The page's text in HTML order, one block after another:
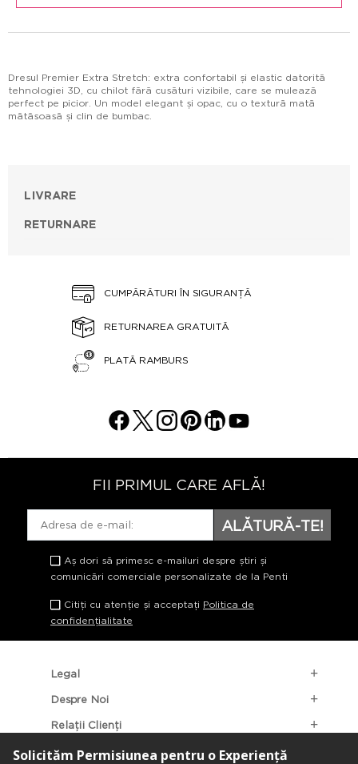
Dresul Premier Extra Stretch: extra confortabil și elastic datorită
tehnologiei 3D, cu chilot fără cusături vizibile, care se mulează
perfect pe picior. Un model elegant și opac, cu o textură mată
mătăsoasă și clin de bumbac.
LIVRARE
RETURNARE
CUMPĂRĂTURI ÎN SIGURANȚĂ
RETURNAREA GRATUITĂ
PLATĂ RAMBURS
FII PRIMUL CARE AFLĂ!
ALĂTURĂ-TE!
Aș dori să primesc e-mailuri despre știri și
comunicări comerciale personalizate de la Penti
Citiți cu atenție și acceptați Politica de
confidențialitate
Legal
Despre Noi
Relații Clienți
Categorii Populare